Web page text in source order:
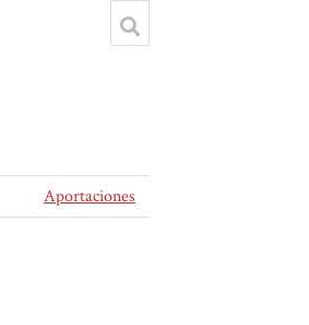
Aportaciones